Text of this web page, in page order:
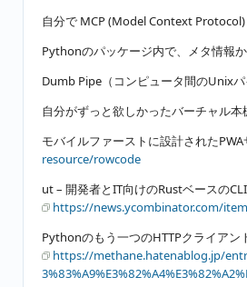
自分で MCP (Model Context
Pythonのパッケージ内で、メタ情報
Dumb Pipe（コンピュータ間のUnixパ
自分がずっと欲しかったバーチャル
モバイルファーストに設計された
resource/rowcode
ut – 開発者とIT向けのRustベースの
https://news.ycombinator.com/
Pythonのもう一つのHTTPクライア
https://methane.hatenablog.jp/